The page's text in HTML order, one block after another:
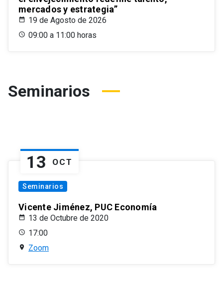
mercados y estrategia”
19 de Agosto de 2026
09:00 a 11:00 horas
Seminarios
13 OCT
Seminarios
Vicente Jiménez, PUC Economía
13 de Octubre de 2020
17:00
Zoom